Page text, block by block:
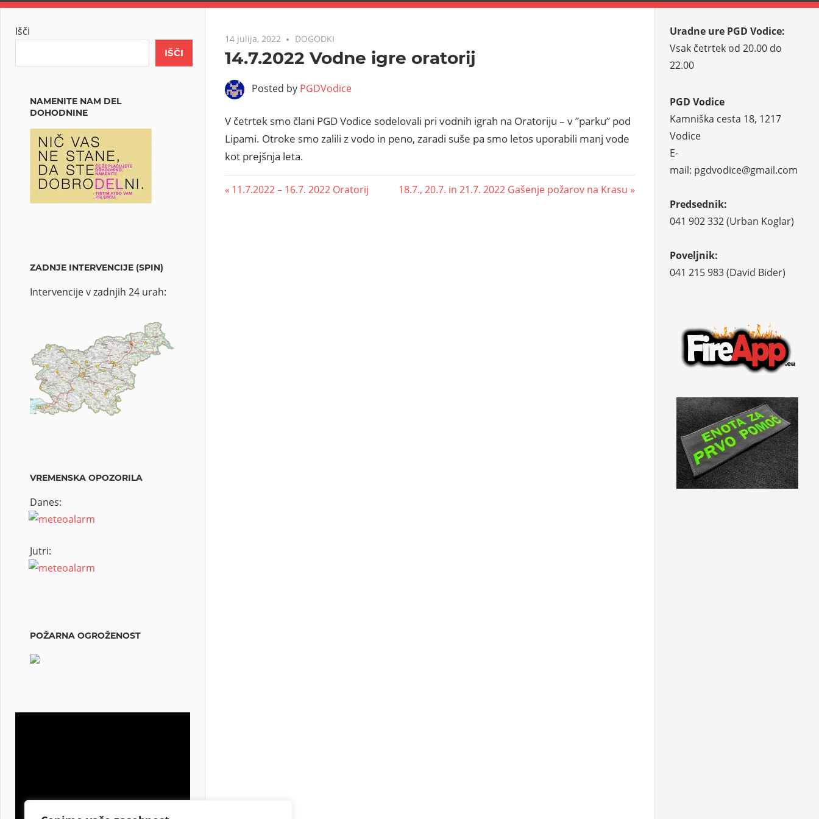
14 julija, 2022 DOGODKI
14.7.2022 Vodne igre oratorij
Posted by PGDVodice
V četrtek smo člani PGD Vodice sodelovali pri vodnih igrah na Oratoriju – v ”parku” pod
Lipami. Otroke smo zalili z vodo in peno, zaradi suše pa smo letos uporabili manj vode
kot prejšnja leta.
11.7.2022 – 16.7. 2022 Oratorij 18.7., 20.7. in 21.7. 2022 Gašenje požarov na Krasu
Išči
IŠČI
NAMENITE NAM DEL
DOHODNINE
ZADNJE INTERVENCIJE (SPIN)
Intervencije v zadnjih 24 urah:
VREMENSKA OPOZORILA
Danes:
Jutri:
POŽARNA OGROŽENOST
Uradne ure PGD Vodice:
Vsak četrtek od 20.00 do
22.00
PGD Vodice
Kamniška cesta 18, 1217
Vodice
E-
mail: pgdvodice@gmail.com
Predsednik:
041 902 332 (Urban Koglar)
Poveljnik:
041 215 983 (David Bider)